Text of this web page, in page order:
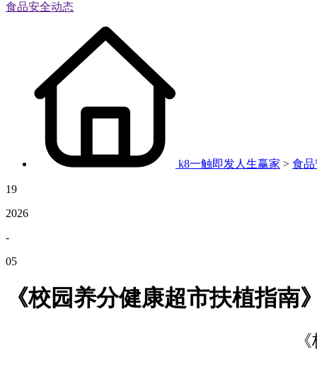
食品安全动态
k8一触即发人生赢家 > 食
19
2026
-
05
《校园养分健康超市扶植指南